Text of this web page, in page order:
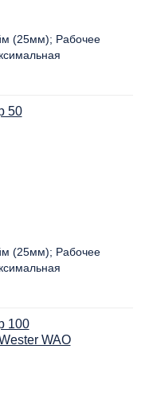
(25мм)
Рабочее
50
(25мм)
Рабочее
100
WAO